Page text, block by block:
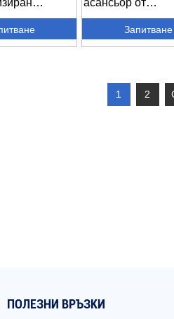
4×8
стомана ...
неръждаема
произведена в C...
Запитване
1 2
ПОЛЕЗНИ ВРЪЗКИ